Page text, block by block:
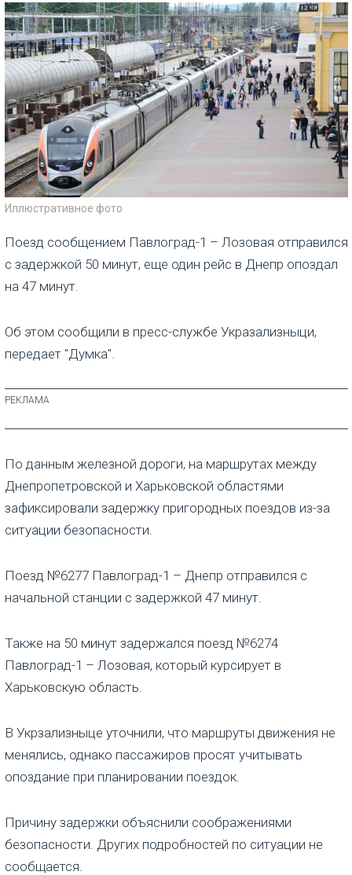
Иллюстративное фото
Поезд сообщением Павлоград-1 – Лозовая отправился
с задержкой 50 минут, еще один рейс в Днепр опоздал
на 47 минут.
Об этом сообщили в пресс-службе Укразализныци,
передает "Думка".
По данным железной дороги, на маршрутах между
Днепропетровской и Харьковской областями
зафиксировали задержку пригородных поездов из-за
ситуации безопасности.
Поезд №6277 Павлоград-1 – Днепр отправился с
начальной станции с задержкой 47 минут.
Также на 50 минут задержался поезд №6274
Павлоград-1 – Лозовая, который курсирует в
Харьковскую область.
В Укрзализныце уточнили, что маршруты движения не
менялись, однако пассажиров просят учитывать
опоздание при планировании поездок.
Причину задержки объяснили соображениями
безопасности. Других подробностей по ситуации не
сообщается.